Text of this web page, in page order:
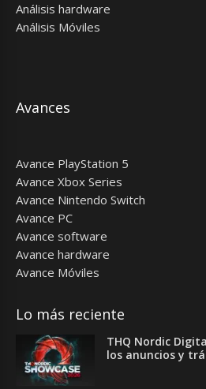
Análisis hardware
Análisis Móviles
Avances
Avance PlayStation 5
Avance Xbox Series
Avance Nintendo Switch
Avance PC
Avance software
Avance hardware
Avance Móviles
Lo más reciente
THQ Nordic
los anuncios y